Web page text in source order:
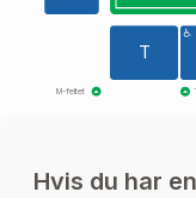
T
M-feltet
Hvis du har